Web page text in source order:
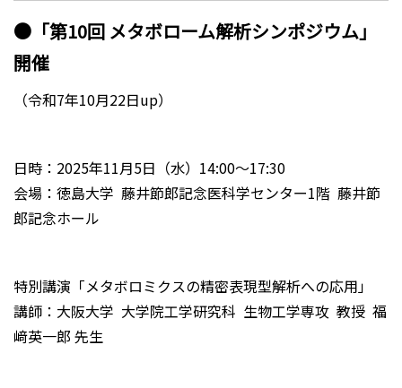
●「第10回 メタボローム解析シンポジウム」
開催
（令和7年10月22日up）
日時：2025年11月5日（水）14:00～17:30
会場：徳島大学 藤井節郎記念医科学センター1階 藤井節
郎記念ホール
特別講演「メタボロミクスの精密表現型解析への応用」
講師：大阪大学 大学院工学研究科 生物工学専攻 教授 福
﨑英一郎 先生